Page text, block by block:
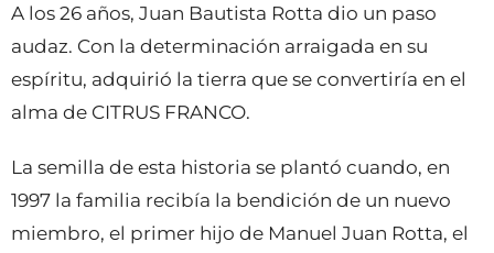
A los 26 años, Juan Bautista Rotta dio un paso
audaz. Con la determinación arraigada en su
espíritu, adquirió la tierra que se convertiría en el
alma de CITRUS FRANCO.
La semilla de esta historia se plantó cuando, en
1997 la familia recibía la bendición de un nuevo
miembro, el primer hijo de Manuel Juan Rotta, el